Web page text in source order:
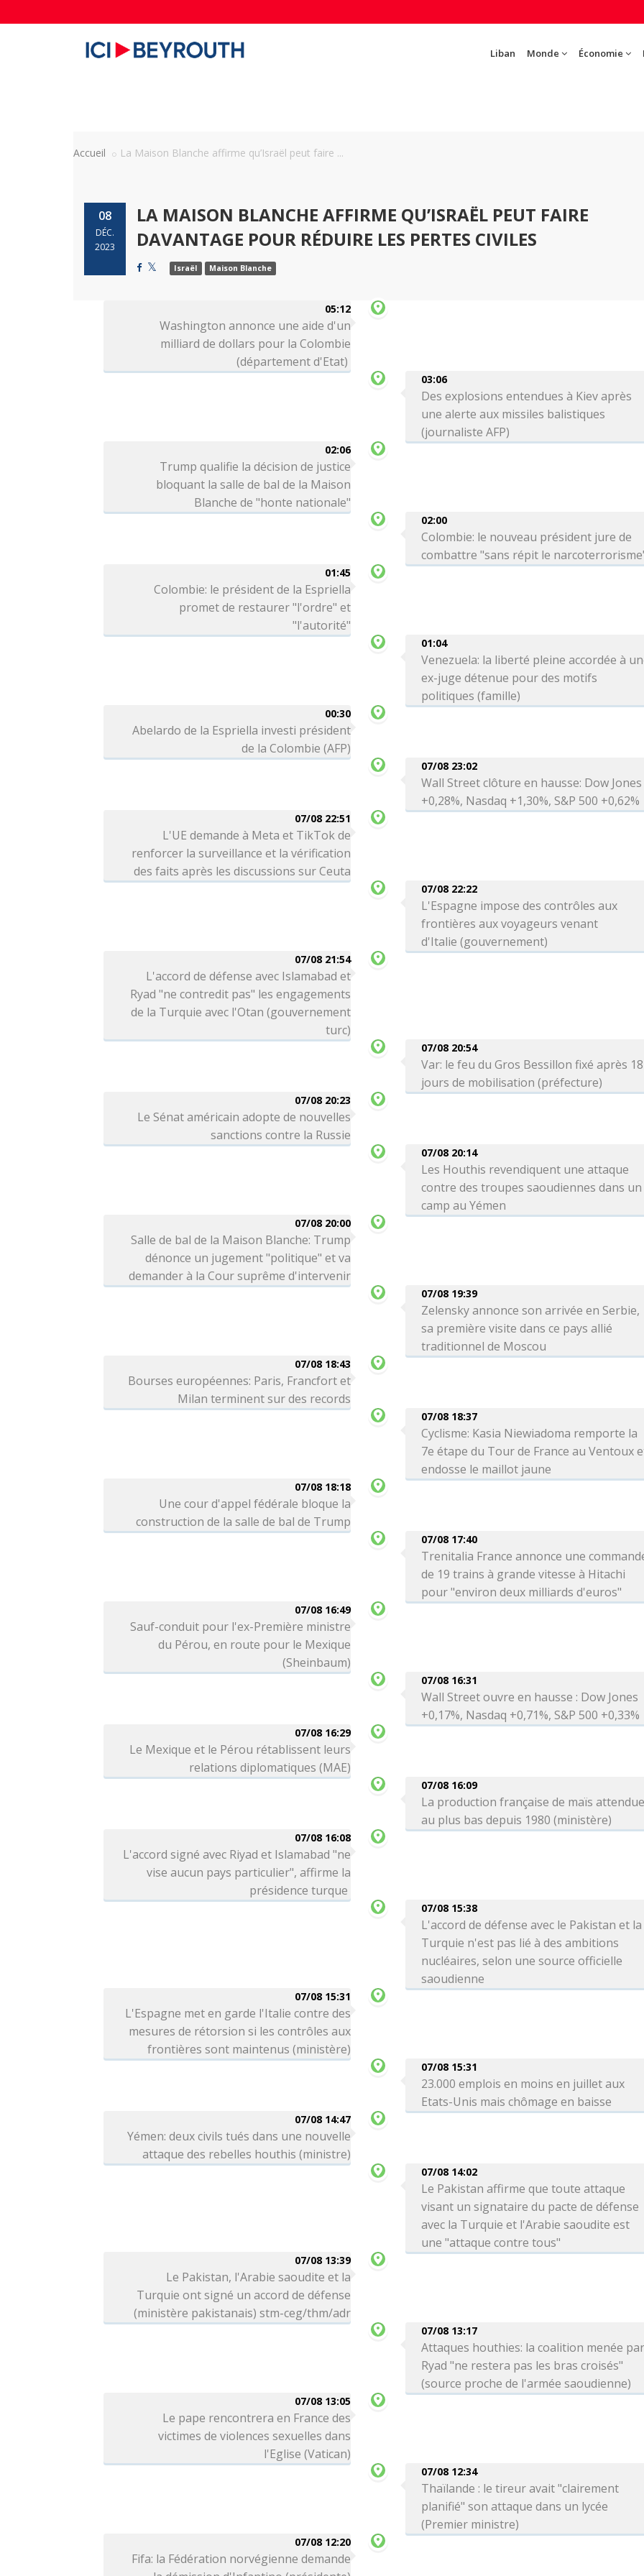
Liban Monde Économie
Accueil La Maison Blanche affirme qu’Israël peut faire ...
08
DÉC.
2023
LA MAISON BLANCHE AFFIRME QU’ISRAËL PEUT FAIRE
DAVANTAGE POUR RÉDUIRE LES PERTES CIVILES
Israël Maison Blanche
05:12
Washington annonce une aide d'un
milliard de dollars pour la Colombie
(département d'Etat)
03:06
Des explosions entendues à Kiev après
une alerte aux missiles balistiques
(journaliste AFP)
02:06
Trump qualifie la décision de justice
bloquant la salle de bal de la Maison
Blanche de "honte nationale"
02:00
Colombie: le nouveau président jure de
combattre "sans répit le
01:45
Colombie: le président de la Espriella
promet de restaurer "l'ordre" et
"l'autorité"
01:04
Venezuela: la liberté pleine accordée à
ex-juge détenue pour des motifs
politiques (famille)
00:30
Abelardo de la Espriella investi président
de la Colombie (AFP)
07/08 23:02
Wall Street clôture en hausse: Dow Jones
+0,28%, Nasdaq +1,30%, S&P 500 +0,62%
07/08 22:51
L'UE demande à Meta et TikTok de
renforcer la surveillance et la vérification
des faits après les discussions sur Ceuta
07/08 22:22
L'Espagne impose des contrôles aux
frontières aux voyageurs venant
d'Italie (gouvernement)
07/08 21:54
L'accord de défense avec Islamabad et
Ryad "ne contredit pas" les engagements
de la Turquie avec l'Otan (gouvernement
turc)
07/08 20:54
Var: le feu du Gros Bessillon fixé après 18
jours de mobilisation (préfecture)
07/08 20:23
Le Sénat américain adopte de nouvelles
sanctions contre la Russie
07/08 20:14
Les Houthis revendiquent une attaque
contre des troupes saoudiennes dans un
camp au Yémen
07/08 20:00
Salle de bal de la Maison Blanche: Trump
dénonce un jugement "politique" et va
demander à la Cour suprême d'intervenir
07/08 19:39
Zelensky annonce son arrivée en Serbie,
sa première visite dans ce pays allié
traditionnel de Moscou
07/08 18:43
Bourses européennes: Paris, Francfort et
Milan terminent sur des records
07/08 18:37
Cyclisme: Kasia Niewiadoma remporte la
7e étape du Tour de France au Ventoux
endosse le maillot jaune
07/08 18:18
Une cour d'appel fédérale bloque la
construction de la salle de bal de Trump
07/08 17:40
Trenitalia France annonce une
de 19 trains à grande vitesse à Hitachi
pour "environ deux milliards d'euros"
07/08 16:49
Sauf-conduit pour l'ex-Première ministre
du Pérou, en route pour le Mexique
(Sheinbaum)
07/08 16:31
Wall Street ouvre en hausse : Dow Jones
+0,17%, Nasdaq +0,71%, S&P 500 +0,33%
07/08 16:29
Le Mexique et le Pérou rétablissent leurs
relations diplomatiques (MAE)
07/08 16:09
La production française de maïs
au plus bas depuis 1980 (ministère)
07/08 16:08
L'accord signé avec Riyad et Islamabad "ne
vise aucun pays particulier", affirme la
présidence turque
07/08 15:38
L'accord de défense avec le Pakistan et la
Turquie n'est pas lié à des ambitions
nucléaires, selon une source officielle
saoudienne
07/08 15:31
L'Espagne met en garde l'Italie contre des
mesures de rétorsion si les contrôles aux
frontières sont maintenus (ministère)
07/08 15:31
23.000 emplois en moins en juillet aux
Etats-Unis mais chômage en baisse
07/08 14:47
Yémen: deux civils tués dans une nouvelle
attaque des rebelles houthis (ministre)
07/08 14:02
Le Pakistan affirme que toute attaque
visant un signataire du pacte de défense
avec la Turquie et l'Arabie saoudite est
une "attaque contre tous"
07/08 13:39
Le Pakistan, l'Arabie saoudite et la
Turquie ont signé un accord de défense
(ministère pakistanais) stm-ceg/thm/adr
07/08 13:17
Attaques houthies: la coalition menée
Ryad "ne restera pas les bras croisés"
(source proche de l'armée saoudienne)
07/08 13:05
Le pape rencontrera en France des
victimes de violences sexuelles dans
l'Eglise (Vatican)
07/08 12:34
Thaïlande : le tireur avait "clairement
planifié" son attaque dans un lycée
(Premier ministre)
07/08 12:20
Fifa: la Fédération norvégienne demande